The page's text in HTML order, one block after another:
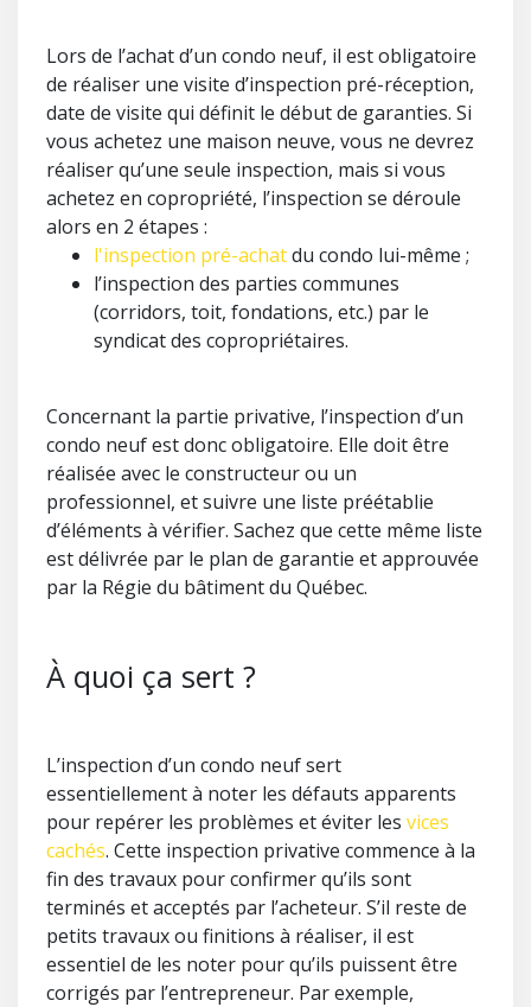
Lors de l’achat d’un condo neuf, il est obligatoire
de réaliser une visite d’inspection pré-réception,
date de visite qui définit le début de garanties. Si
vous achetez une maison neuve, vous ne devrez
réaliser qu’une seule inspection, mais si vous
achetez en copropriété, l’inspection se déroule
alors en 2 étapes :
l'inspection pré-achatdu condo lui-même ;
l’inspection des parties communes
(corridors, toit, fondations, etc.) par le
syndicat des copropriétaires.
Concernant la partie privative, l’inspection d’un
condo neuf est donc obligatoire. Elle doit être
réalisée avec le constructeur ou un
professionnel, et suivre une liste préétablie
d’éléments à vérifier. Sachez que cette même liste
est délivrée par le plan de garantie et approuvée
par la Régie du bâtiment du Québec.
À quoi ça sert ?
L’inspection d’un condo neuf sert
essentiellement à noter les défauts apparents
pour repérer les problèmes et éviter les vices
cachés. Cette inspection privative commence à la
fin des travaux pour confirmer qu’ils sont
terminés et acceptés par l’acheteur. S’il reste de
petits travaux ou finitions à réaliser, il est
essentiel de les noter pour qu’ils puissent être
corrigés par l’entrepreneur. Par exemple,